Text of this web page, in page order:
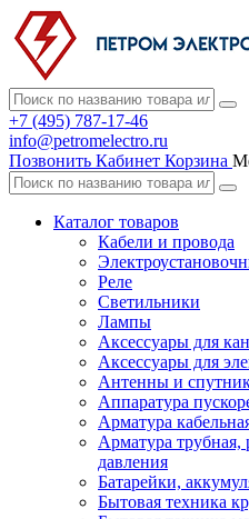
+7 (495) 787-17-46
info@petromelectro.ru
Позвонить Кабинет Корзина
Каталог товаров
Кабели и провода
Реле
Светильники
Лампы
Аксессуары для
Аксессуары для
Антенны и
Аппаратура
Арматура
Арматура трубная,
давления
Батарейки,
Бытовая техника